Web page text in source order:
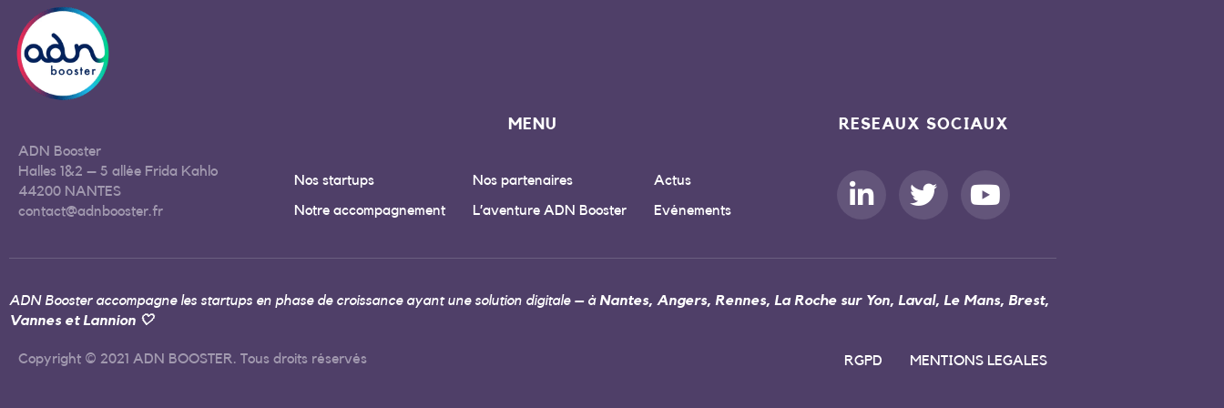
ADN Booster
Halles 1&2 – 5 allée Frida Kahlo
44200 NANTES
contact@adnbooster.fr
MENU
Nos startups Nos partenaires Actus
Notre accompagnement L’aventure ADN Booster Evénements
RESEAUX SOCIAUX
ADN Booster accompagne les startups en phase de croissance ayant une solution digitale – à Nantes, Angers, Rennes, La Roche sur Yon, Laval, Le Mans, Brest,
Vannes et Lannion 🤍
Copyright © 2021 ADN BOOSTER. Tous droits réservés RGPD MENTIONS LEGALES